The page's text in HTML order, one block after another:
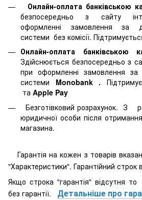
Онлайн-оплата банківською
безпосередньо з сайту
оформленні замовлення за
системи без комісії.
Онлайн-оплата банківською
Здійснюється безпосередньо з
при оформленні замовлення за
системи Monobank .
та Apple Pay
Безготівковий розрахунок. З
юридичної особи після
магазина.
Гарантія на кожен з товарів
"Характеристики". Гарантійний строк
Якщо строка "гарантія" відсутня
без гарантії. Детальніше про